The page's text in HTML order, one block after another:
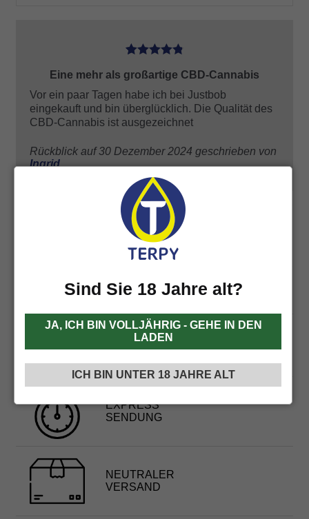
Eine mehr als großartige CBD-Cannabis
Vor ein paar Tagen habe ich bei Justbob
eingekauft und bin überglücklich. Die Qualität des
CBD-Cannabis ist ausgezeichnet
Rückblick auf 30 Dezember 2024 geschrieben von
Ingrid
Pagina di 21
… 20
KOSTENLOSER VERSAND
AB 60€
EXPRESS
SENDUNG
NEUTRALER
VERSAND
Sind Sie 18 Jahre alt?
JA, ICH BIN VOLLJÄHRIG - GEHE IN DEN
LADEN
ICH BIN UNTER 18 JAHRE ALT